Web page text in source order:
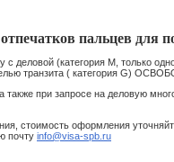
пальцев для
деловой (категория M, только
транзита ( категория G)
при запросе на деловую
стоимость оформления
почту info@visa-spb.ru